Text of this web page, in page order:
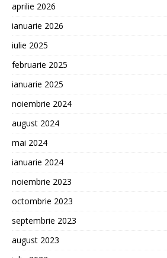
aprilie 2026
ianuarie 2026
iulie 2025
februarie 2025
ianuarie 2025
noiembrie 2024
august 2024
mai 2024
ianuarie 2024
noiembrie 2023
octombrie 2023
septembrie 2023
august 2023